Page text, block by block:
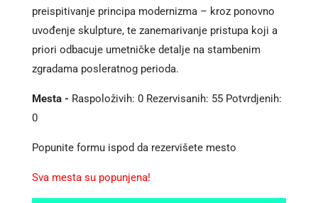
preispitivanje principa modernizma – kroz ponovno
uvođenje skulpture, te zanemarivanje pristupa koji a
priori odbacuje umetničke detalje na stambenim
zgradama posleratnog perioda.
Mesta - Raspoloživih: 0 Rezervisanih: 55 Potvrdjenih:
0
Popunite formu ispod da rezervišete mesto
Sva mesta su popunjena!